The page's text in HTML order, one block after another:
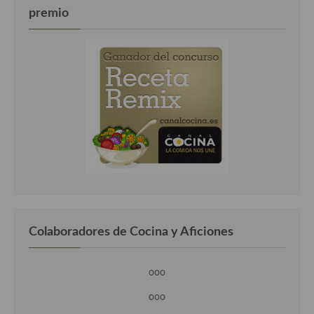
premio
Colaboradores de Cocina y Aficiones
ooo
ooo